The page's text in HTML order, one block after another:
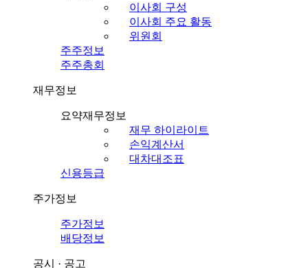
이사회 구성
이사회 주요 활동
위원회
주주정보
주주총회
재무정보
요약재무정보
재무 하이라이트
손익계산서
대차대조표
신용등급
주가정보
주가정보
배당정보
공시 · 공고